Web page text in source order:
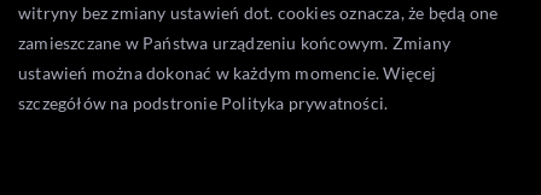
witryny bez zmiany ustawień dot. cookies oznacza, że będą one
zamieszczane w Państwa urządzeniu końcowym. Zmiany
ustawień można dokonać w każdym momencie. Więcej
szczegółów na podstronie Polityka prywatności.